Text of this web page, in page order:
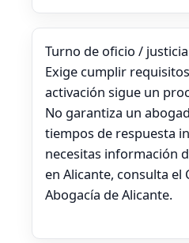
Turno de oficio /
Exige cumplir
activación sigue un
No garantiza un
tiempos de respuesta
necesitas información
en Alicante, consulta el
Abogacía de Alicante.